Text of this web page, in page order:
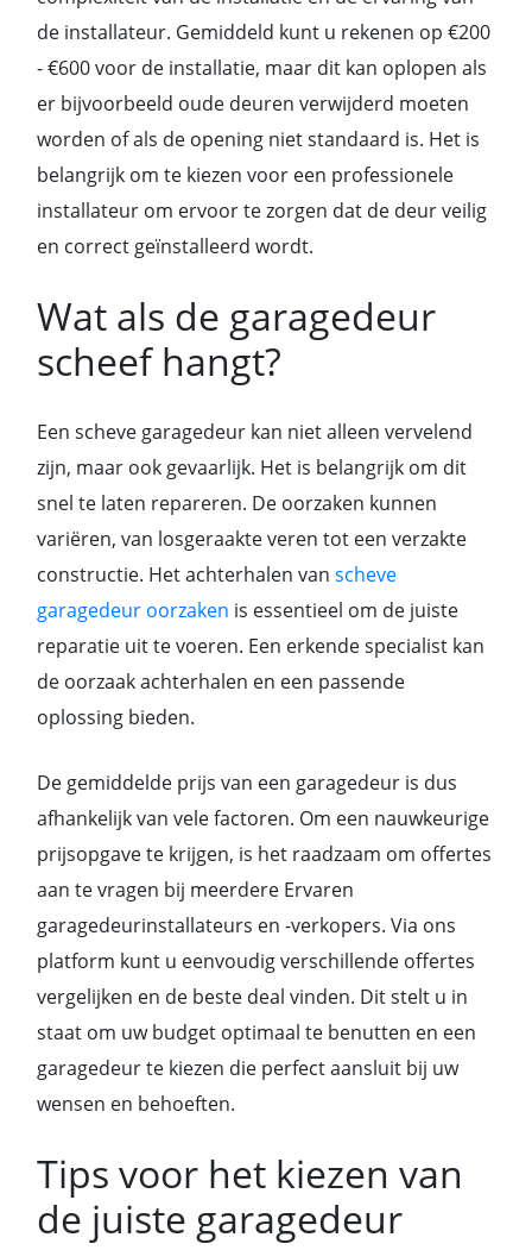
de installateur. Gemiddeld kunt u rekenen op €200
- €600 voor de installatie, maar dit kan oplopen als
er bijvoorbeeld oude deuren verwijderd moeten
worden of als de opening niet standaard is. Het is
belangrijk om te kiezen voor een professionele
installateur om ervoor te zorgen dat de deur veilig
en correct geïnstalleerd wordt.
Wat als de garagedeur
scheef hangt?
Een scheve garagedeur kan niet alleen vervelend
zijn, maar ook gevaarlijk. Het is belangrijk om dit
snel te laten repareren. De oorzaken kunnen
variëren, van losgeraakte veren tot een verzakte
constructie. Het achterhalen van scheve
garagedeur oorzaken is essentieel om de juiste
reparatie uit te voeren. Een erkende specialist kan
de oorzaak achterhalen en een passende
oplossing bieden.
De gemiddelde prijs van een garagedeur is dus
afhankelijk van vele factoren. Om een nauwkeurige
prijsopgave te krijgen, is het raadzaam om offertes
aan te vragen bij meerdere Ervaren
garagedeurinstallateurs en -verkopers. Via ons
platform kunt u eenvoudig verschillende offertes
vergelijken en de beste deal vinden. Dit stelt u in
staat om uw budget optimaal te benutten en een
garagedeur te kiezen die perfect aansluit bij uw
wensen en behoeften.
Tips voor het kiezen van
de juiste garagedeur